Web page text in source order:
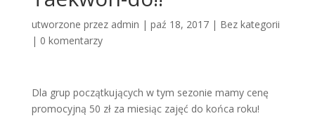
utworzone przez admin | paź 18, 2017| Bez kategorii
| 0 komentarzy
Dla grup początkujących w tym sezonie mamy cenę
promocyjną 50 zł za miesiąc zajęć do końca roku!